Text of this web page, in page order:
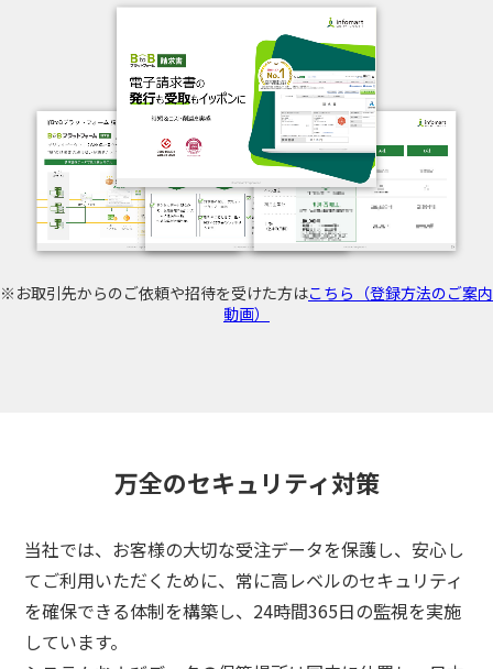
※お取引先からのご依頼や招待を受けた方はこちら（登録方法のご案内
動画）
万全のセキュリティ対策
当社では、お客様の大切な受注データを保護し、安心し
てご利用いただくために、 常に高レベルのセキュリティ
を確保できる体制を構築し、24時間365日の監視を実施
しています。